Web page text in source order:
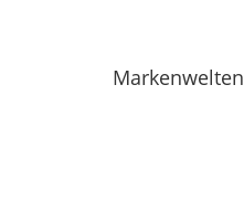
Markenwelten